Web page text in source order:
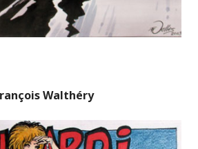
Walthéry